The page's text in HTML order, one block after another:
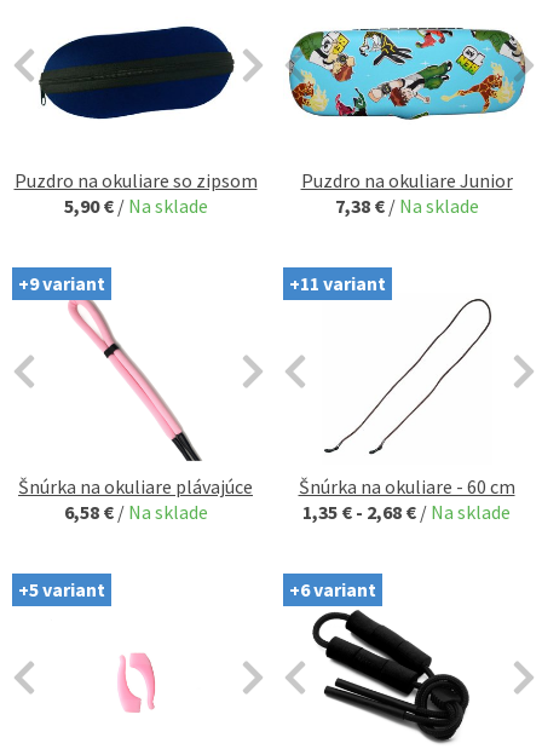
Puzdro na okuliare so zipsom
5,90 € / Na sklade
Puzdro na okuliare Junior
7,38 € / Na sklade
+9 variant
Šnúrka na okuliare plávajúce
6,58 € / Na sklade
+11 variant
Šnúrka na okuliare - 60 cm
1,35 € - 2,68 € / Na sklade
+5 variant +6 variant